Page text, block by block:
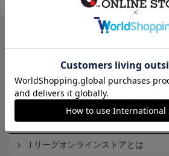
カテゴリから探す
Ｊ1 Ｊ2
インフォメーション
Ｊリーグオンラインストアとは